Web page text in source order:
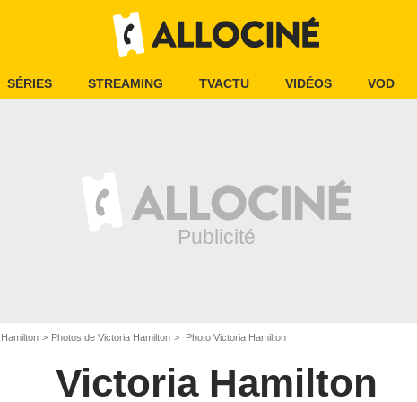
SÉRIES STREAMING TVACTU VIDÉOS VOD
Photos de Victoria Hamilton Photo Victoria Hamilton
Victoria Hamilton